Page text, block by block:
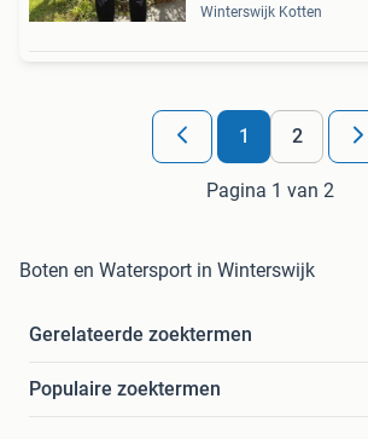
Winterswijk Kotten
1 2
Pagina 1 van 2
Boten en Watersport in Winterswijk
Gerelateerde zoektermen
Populaire zoektermen